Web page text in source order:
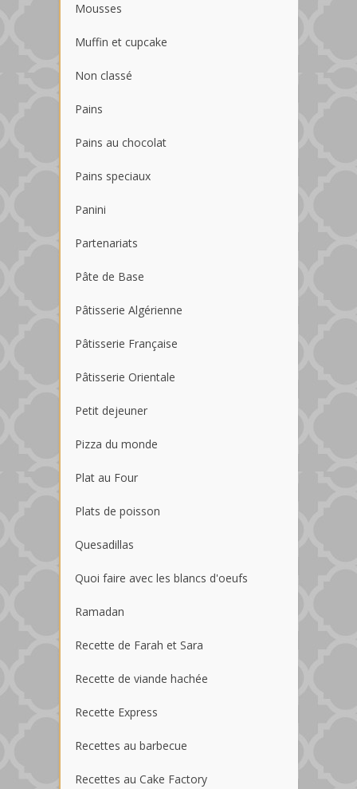
Mousses
Muffin et cupcake
Non classé
Pains
Pains au chocolat
Pains speciaux
Panini
Partenariats
Pâte de Base
Pâtisserie Algérienne
Pâtisserie Française
Pâtisserie Orientale
Petit dejeuner
Pizza du monde
Plat au Four
Plats de poisson
Quesadillas
Quoi faire avec les blancs d'oeufs
Ramadan
Recette de Farah et Sara
Recette de viande hachée
Recette Express
Recettes au barbecue
Recettes au Cake Factory